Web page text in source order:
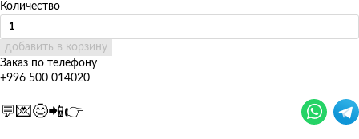
Количество
добавить в корзину
Заказ по телефону
+996 500 014020
💬💌😊📲👉